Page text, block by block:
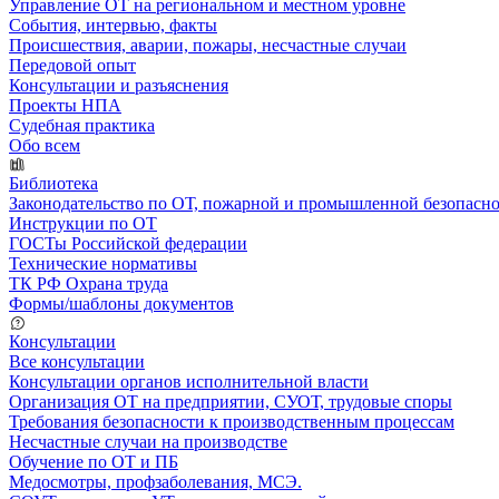
Управление ОТ на региональном и местном уровне
События, интервью, факты
Происшествия, аварии, пожары, несчастные случаи
Передовой опыт
Консультации и разъяснения
Проекты НПА
Судебная практика
Обо всем
Библиотека
Законодательство по ОТ, пожарной и промышленной
Инструкции по ОТ
ГОСТы Российской федерации
Технические нормативы
ТК РФ Охрана труда
Формы/шаблоны документов
Консультации
Все консультации
Консультации органов исполнительной власти
Организация ОТ на предприятии, СУОТ, трудовые споры
Требования безопасности к производственным процессам
Несчастные случаи на производстве
Обучение по ОТ и ПБ
Медосмотры, профзаболевания, МСЭ.